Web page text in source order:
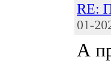
RE:
01-
А